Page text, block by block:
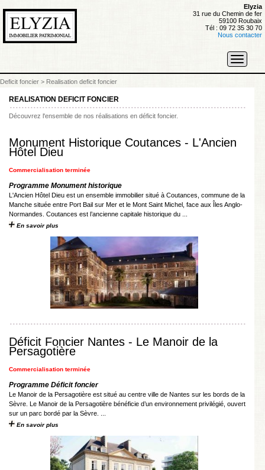
Elyzia
31 rue du Chemin de fer
59100 Roubaix
Tél : 09 72 35 30 70
Nous contacter
Toggle
Deficit foncier > Realisation deficit foncier
REALISATION DEFICIT FONCIER
Découvrez l'ensemble de nos réalisations en déficit foncier.
Monument Historique Coutances - L'Ancien
Hôtel Dieu
Commercialisation terminée
Programme Monument historique
L'Ancien Hôtel Dieu est un ensemble immobilier situé à Coutances, commune de la
Manche située entre Port Bail sur Mer et le Mont Saint Michel, face aux Îles Anglo-
Normandes. Coutances est l’ancienne capitale historique du ...
En savoir plus
Déficit Foncier Nantes - Le Manoir de la
Persagotière
Commercialisation terminée
Programme Déficit foncier
Le Manoir de la Persagotière est situé au centre ville de Nantes sur les bords de la
Sèvre. Le Manoir de la Persagotière bénéficie d’un environnement privilégié, ouvert
sur un parc bordé par la Sèvre. ...
En savoir plus